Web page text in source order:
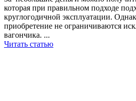
которая при правильном подходе
круглогодичной эксплуатации.
приобретение не ограничиваются
вагончика. ...
Читать статью